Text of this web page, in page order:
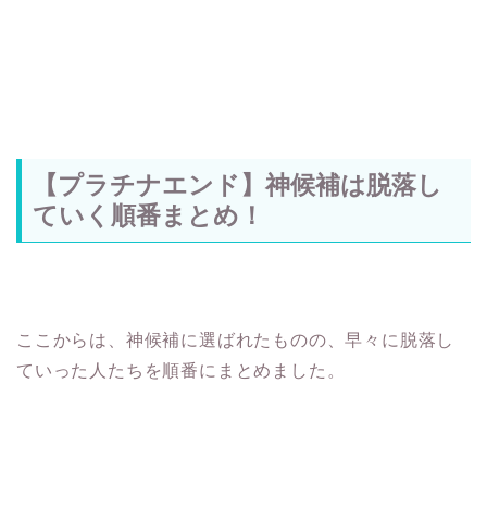
【プラチナエンド】神候補は脱落し
ていく順番まとめ！
ここからは、神候補に選ばれたものの、早々に脱落し
ていった人たちを順番にまとめました。